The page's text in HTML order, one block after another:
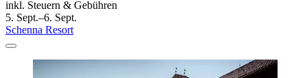
inkl. Steuern & Gebühren
5. Sept.–6. Sept.
Schenna Resort